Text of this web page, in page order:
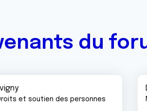
du
et soutien des personnes